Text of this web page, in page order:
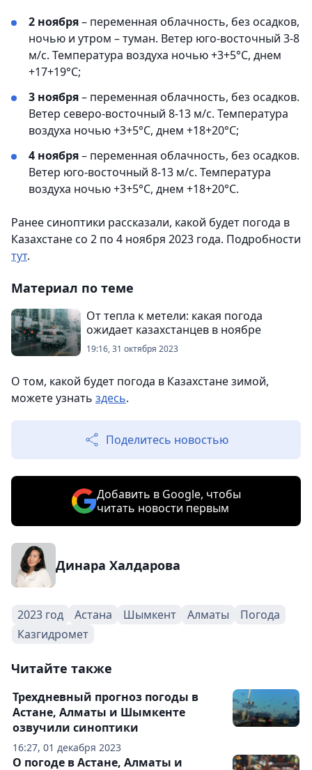
2 ноября– переменная облачность, без осадков,
ночью и утром – туман. Ветер юго-восточный 3-8
м/с. Температура воздуха ночью +3+5°С, днем
+17+19°С;
3 ноября– переменная облачность, без осадков.
Ветер северо-восточный 8-13 м/с. Температура
воздуха ночью +3+5°С, днем +18+20°С;
4 ноября– переменная облачность, без осадков.
Ветер юго-восточный 8-13 м/с. Температура
воздуха ночью +3+5°С, днем +18+20°С.
Ранее синоптики рассказали, какой будет погода в
Казахстане со 2 по 4 ноября 2023 года. Подробности
тут.
Материал по теме
От тепла к метели: какая погода
ожидает казахстанцев в ноябре
19:16, 31 октября 2023
О том, какой будет погода в Казахстане зимой,
можете узнать здесь.
Поделитесь новостью
Добавить в Google, чтобы
читать новости первым
Динара Халдарова
2023 год Астана Шымкент Алматы
Погода
Казгидромет
Читайте также
16:27, 01 декабря 2023
Трехдневный прогноз погоды в
Астане, Алматы и Шымкенте
озвучили синоптики
О погоде в Астане, Алматы и